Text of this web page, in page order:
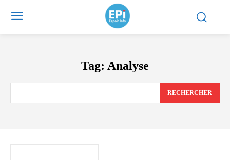
Tag: Analyse
RECHERCHER